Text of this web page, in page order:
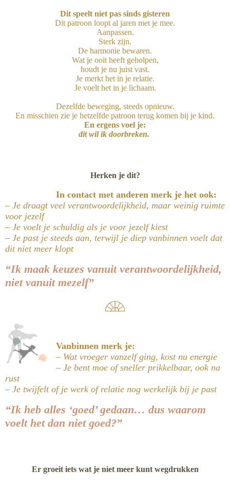
Dit speelt niet pas sinds gisteren
Dit patroon loopt al jaren met je mee.
Aanpassen.
Sterk zijn.
De harmonie bewaren.
Wat je ooit heeft geholpen,
houdt je nu juist vast.
Je merkt het in je relatie.
Je voelt het in je lichaam.
Dezelfde beweging, steeds opnieuw.
En misschien zie je hetzelfde patroon terug komen bij je kind.
En ergens voel je:
dit wil ik doorbreken.
Herken je dit?
In contact met anderen merk je het ook:
– Je draagt veel verantwoordelijkheid, maar weinig ruimte
voor jezelf
– Je voelt je schuldig als je voor jezelf kiest
– Je past je steeds aan, terwijl je diep vanbinnen voelt dat
dit niet meer klopt
“Ik maak keuzes vanuit verantwoordelijkheid,
niet vanuit mezelf”
Vanbinnen merk je:
– Wat vroeger vanzelf ging, kost nu energie
– Je bent moe of sneller prikkelbaar, ook na
rust
– Je twijfelt of je werk of relatie nog werkelijk bij je past
“Ik heb alles ‘goed’ gedaan… dus waarom
voelt het dan niet goed?”
Er groeit iets wat je niet meer kunt wegdrukken